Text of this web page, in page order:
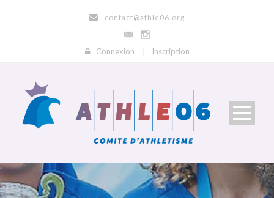
contact@athle06.org
Connexion Inscription